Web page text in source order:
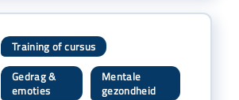
Training of cursus
Gedrag &
emoties
Mentale
gezondheid